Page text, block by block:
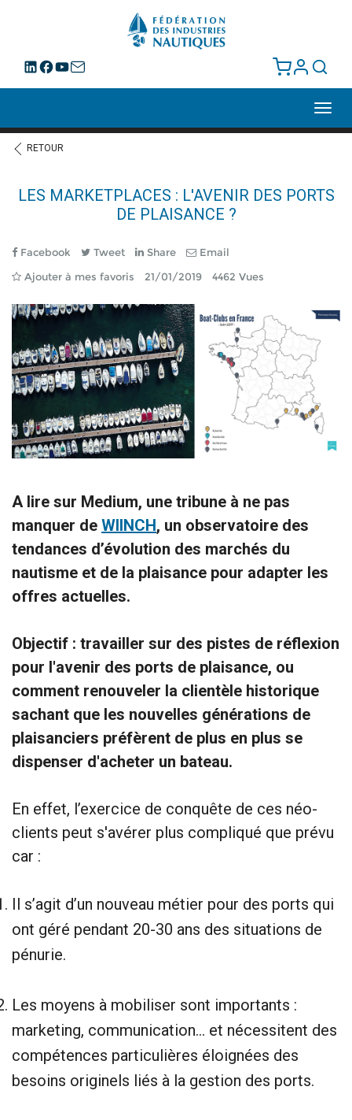
RETOUR
LES MARKETPLACES : L'AVENIR DES PORTS
DE PLAISANCE ?
Facebook Tweet Share
Email
Ajouter à mes favoris
21/01/2019 4462 Vues
A lire sur Medium, une tribune à ne pas
manquer de WIINCH, un observatoire des
tendances d’évolution des marchés du
nautisme et de la plaisance pour adapter les
offres actuelles.
Objectif : travailler sur des pistes de réflexion
pour l'avenir des ports de plaisance, ou
comment renouveler la clientèle historique
sachant que les nouvelles générations de
plaisanciers préfèrent de plus en plus se
dispenser d'acheter un bateau.
En effet, l’exercice de conquête de ces néo-
clients peut s'avérer plus compliqué que prévu
car :
Il s’agit d’un nouveau métier pour des ports qui
ont géré pendant 20-30 ans des situations de
pénurie.
Les moyens à mobiliser sont importants :
marketing, communication… et nécessitent des
compétences particulières éloignées des
besoins originels liés à la gestion des ports.